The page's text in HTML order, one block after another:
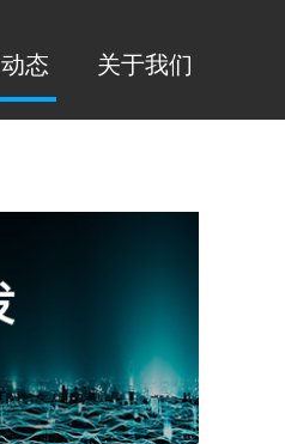
动态 关于我们